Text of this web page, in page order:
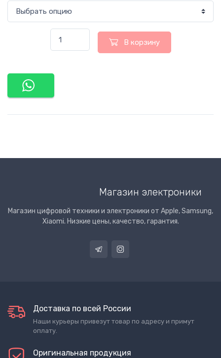
В корзину
Магазин электроники
Магазин цифровой техники и электроники от Apple, Samsung,
Xiaomi. Низкие цены, качество, гарантия.
Доставка по всей России
Наши курьеры привезут товар по адресу и примут
оплату.
Оригинальная продукция